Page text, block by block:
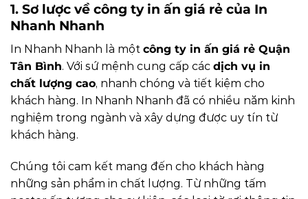
1. Sơ lược về công ty in ấn giá rẻ của In
Nhanh Nhanh
In Nhanh Nhanh là một công ty in ấn giá rẻ Quận
Tân Bình. Với sứ mệnh cung cấp các dịch vụ in
chất lượng cao, nhanh chóng và tiết kiệm cho
khách hàng. In Nhanh Nhanh đã có nhiều năm kinh
nghiệm trong ngành và xây dựng được uy tín từ
khách hàng.
Chúng tôi cam kết mang đến cho khách hàng
những sản phẩm in chất lượng. Từ những tấm